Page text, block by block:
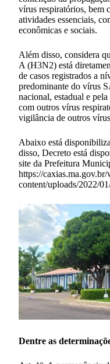
vírus respiratórios, bem
atividades essenciais,
econômicas e sociais.
Além disso, considera
A (H3N2) está
de casos registrados a
predominante do vírus
nacional, estadual e
com outros vírus
vigilância de outros
Abaixo está
disso, Decreto está
site da Prefeitura
https://
content/uploads/2022/
Dentre as